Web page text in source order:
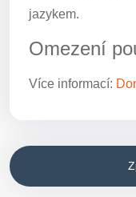
jazykem.
Omezení
Více informací: